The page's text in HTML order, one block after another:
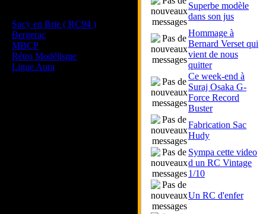
Sucy en Brie ( RC94 )
Bergerac
MBCP
Rétro Modélisme
Ligue Aura
Superbe modèle
dans son jus
Hommage à
Bernard Verset qui
vient de nous
quitter
Ce week-end à
Suraj Osaka G-
Force Record
Buster
Fabrication Sac
Hudy
Sympa cette video
d un RC Vintage
1/10
Un RC d'enfer